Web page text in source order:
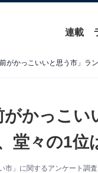
連載
かっこい
堂々の1位
市」に関するアンケート調